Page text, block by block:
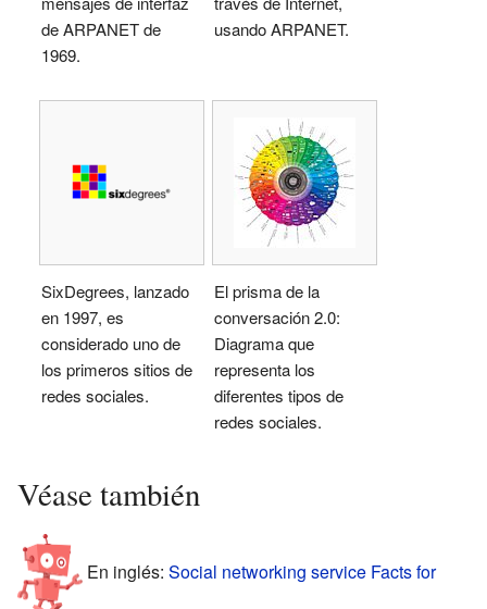
de ARPANET de
1969.
usando ARPANET.
SixDegrees, lanzado
en 1997, es
considerado uno de
los primeros sitios de
redes sociales.
El prisma de la
conversación 2.0:
Diagrama que
representa los
diferentes tipos de
redes sociales.
Véase también
En inglés: Social networking service Facts for